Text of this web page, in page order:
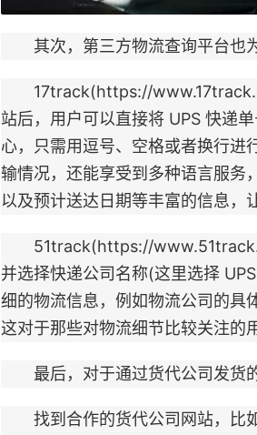
其次，第三方物流查询平台也为
17track(https://
站后，用户可以直接将 UPS 快递
心，只需用逗号、空格或者换行进
输情况，还能享受到多种语言服务
以及预计送达日期等丰富的信息，
51track(https://
并选择快递公司名称(这里选择
细的物流信息，例如物流公司的具
这对于那些对物流细节比较关注的
最后，对于通过货代公司发货的
找到合作的货代公司网站，比如